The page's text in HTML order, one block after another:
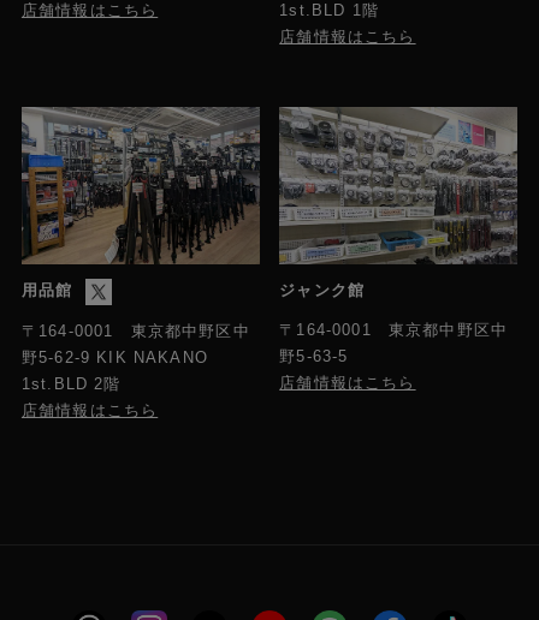
店舗情報はこちら
1st.BLD 1階
店舗情報はこちら
用品館
〒164-0001 東京都中野区中
野5-62-9 KIK NAKANO
1st.BLD 2階
店舗情報はこちら
ジャンク館
〒164-0001 東京都中野区中
野5-63-5
店舗情報はこちら